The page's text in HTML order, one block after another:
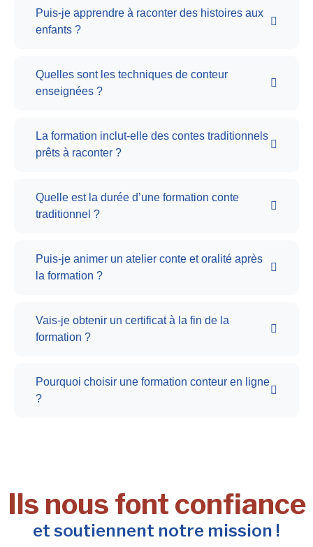
Puis-je apprendre à raconter des histoires aux
enfants ?
Quelles sont les techniques de conteur
enseignées ?
La formation inclut-elle des contes traditionnels
prêts à raconter ?
Quelle est la durée d’une formation conte
traditionnel ?
Puis-je animer un atelier conte et oralité après
la formation ?
Vais-je obtenir un certificat à la fin de la
formation ?
Pourquoi choisir une formation conteur en ligne
?
Ils nous font confiance
et soutiennent notre mission !